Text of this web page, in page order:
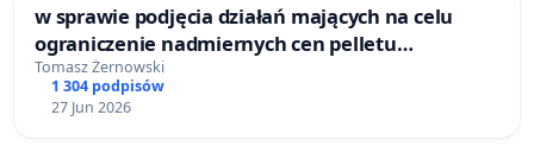
w sprawie podjęcia działań mających na celu
ograniczenie nadmiernych cen pelletu
drzewnego
Tomasz Żernowski
1 304 podpisów
27 Jun 2026